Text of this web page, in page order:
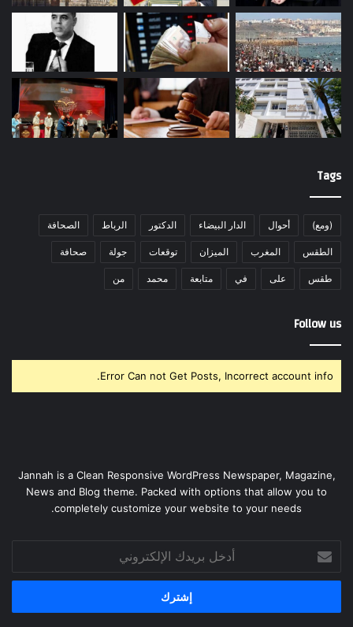
Tags
(ومع) أحوال الدار البيضاء الدكتور الرباط الصحافة
الطقس المغرب الميزان توقعات جولة صحافة
طقس على في متابعة محمد من
Follow us
Error Can not Get Posts, Incorrect account info.
Jannah is a Clean Responsive WordPress Newspaper, Magazine,
News and Blog theme. Packed with options that allow you to
completely customize your website to your needs.
بريدك
الإلكتروني